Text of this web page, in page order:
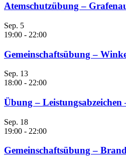
Atemschutzübung –
Sep. 5
19:00 - 22:00
Gemeinschaftsübung –
Sep. 13
18:00 - 22:00
Übung – Leistungsabzeichen
Sep. 18
19:00 - 22:00
Gemeinschaftsübung –